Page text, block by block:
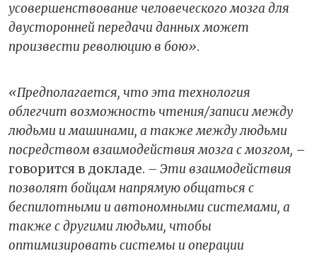
усовершенствование человеческого мозга для
двусторонней передачи данных может
произвести революцию в бою».
«Предполагается, что эта технология
облегчит возможность чтения/записи между
людьми и машинами, а также между людьми
посредством взаимодействия мозга с мозгом, –
говорится в докладе. – Эти взаимодействия
позволят бойцам напрямую общаться с
беспилотными и автономными системами, а
также с другими людьми, чтобы
оптимизировать системы и операции